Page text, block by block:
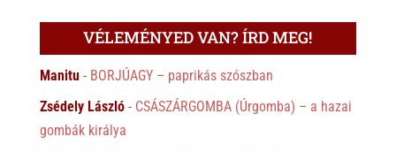
VÉLEMÉNYED VAN? ÍRD MEG!
Manitu- BORJÚAGY – paprikás szószban
Zsédely László- CSÁSZÁRGOMBA (Úrgomba) – a hazai
gombák királya